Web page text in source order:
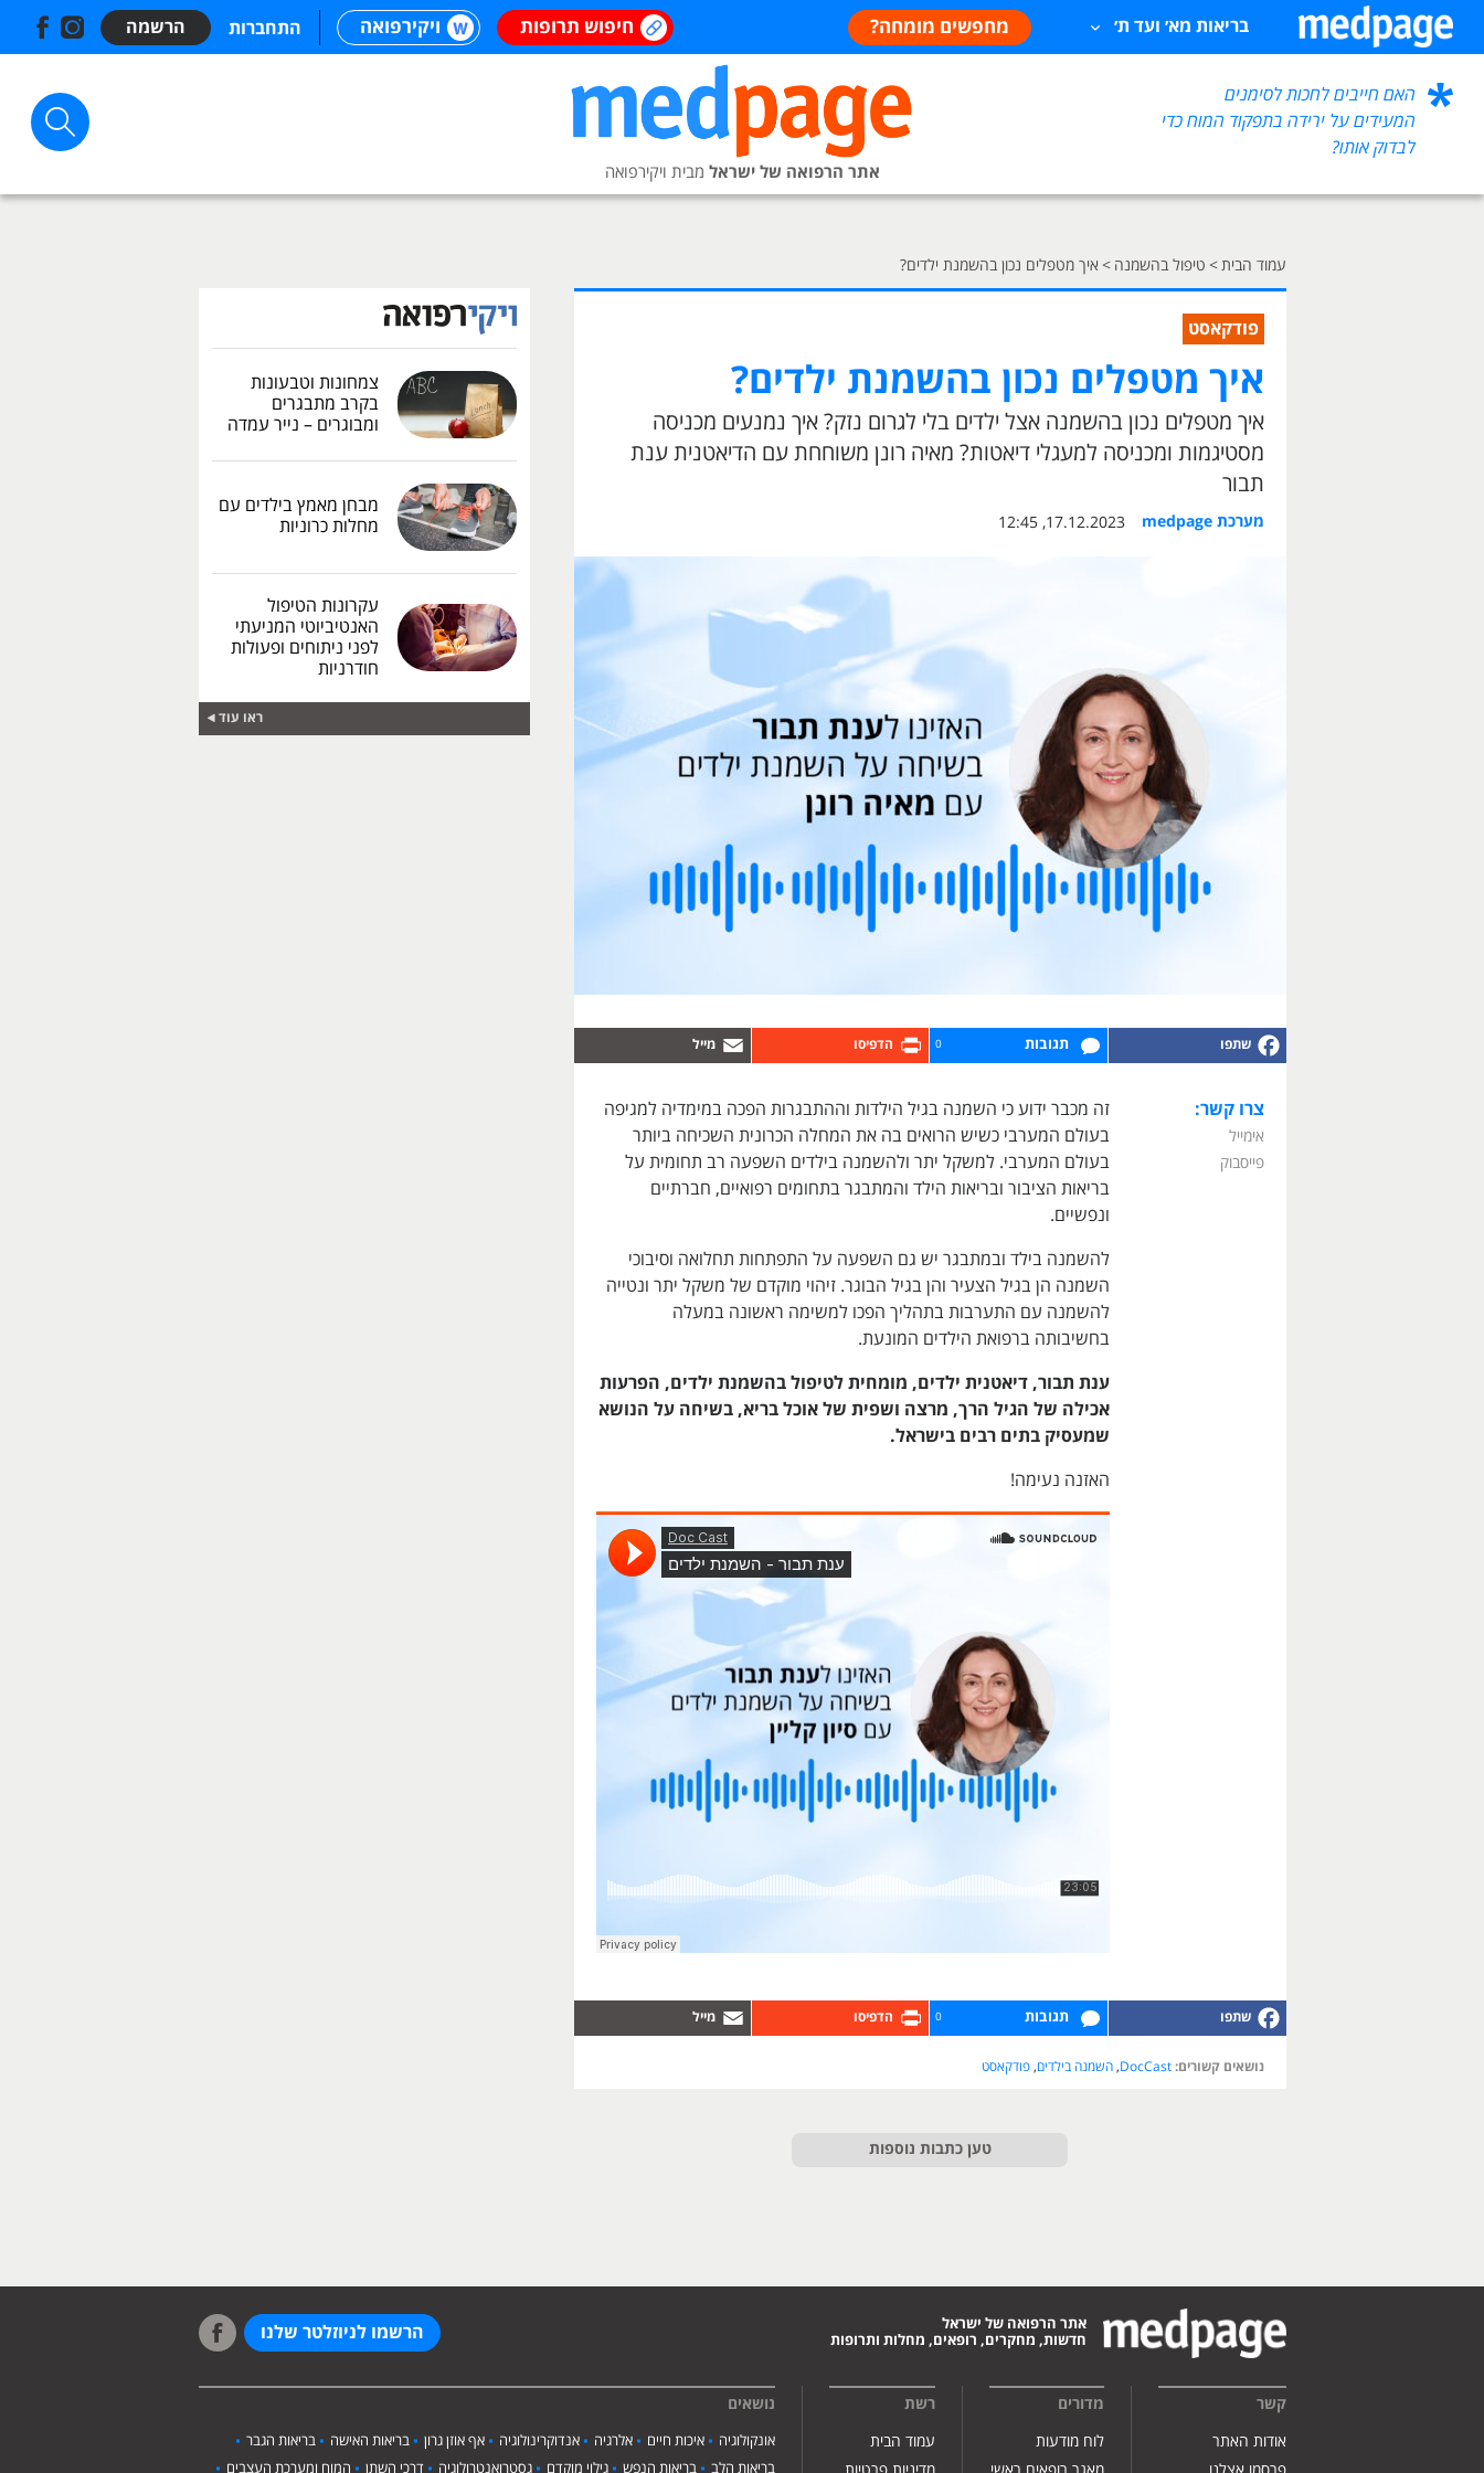
בריאות מא׳ ועד ת׳ מחפשים מומחה? חיפוש תרופות ויקירפואה התחברות הרשמה
האם חייבים לחכות לסימנים
המעידים על ירידה בתפקוד המוח כדי
לבדוק אותו?
אתר הרפואה של ישראל מבית ויקירפואה
עמוד הבית > טיפול בהשמנה > איך מטפלים נכון בהשמנת ילדים?
פודקאסט
איך מטפלים נכון בהשמנת ילדים?
איך מטפלים נכון בהשמנה אצל ילדים בלי לגרום נזק? איך נמנעים מכניסה
מסטיגמות ומכניסה למעגלי דיאטות? מאיה רונן משוחחת עם הדיאטנית ענת
תבור
מערכת medpage 17.12.2023, 12:45
תגובות 0
צרו קשר:
אימייל
פייסבוק
זה מכבר ידוע כי השמנה בגיל הילדות וההתבגרות הפכה במימדיה למגיפה
בעולם המערבי כשיש הרואים בה את המחלה הכרונית השכיחה ביותר
בעולם המערבי. למשקל יתר ולהשמנה בילדים השפעה רב תחומית על
בריאות הציבור ובריאות הילד והמתבגר בתחומים רפואיים, חברתיים
ונפשיים.
להשמנה בילד ובמתבגר יש גם השפעה על התפתחות תחלואה וסיבוכי
השמנה הן בגיל הצעיר והן בגיל הבוגר. זיהוי מוקדם של משקל יתר ונטייה
להשמנה עם התערבות בתהליך הפכו למשימה ראשונה במעלה
בחשיבותה ברפואת הילדים המונעת.
ענת תבור, דיאטנית ילדים, מומחית לטיפול בהשמנת ילדים, הפרעות
אכילה של הגיל הרך, מרצה ושפית של אוכל בריא, בשיחה על הנושא
שמעסיק בתים רבים בישראל.
האזנה נעימה!
תגובות 0
נושאים קשורים: DocCast
,השמנה בילדים,פודקאסט
טען כתבות נוספות
צמחונות וטבעונות
בקרב מתבגרים
ומבוגרים – נייר עמדה
מבחן מאמץ בילדים עם
מחלות כרוניות
עקרונות הטיפול
האנטיביוטי המניעתי
לפני ניתוחים ופעולות
חודרניות
ראו עוד
אתר הרפואה של ישראל
חדשות, מחקרים, רופאים, מחלות ותרופות
הרשמו לניוזלטר שלנו
קשר
אודות האתר
מדורים
לוח מודעות
רשת
עמוד הבית
נושאים
אונקולוגיה איכות חיים אלרגיה אנדוקרינולוגיה אף אוזן גרון בריאות האישה
בריאות הגבר
בריאות הלב
בריאות הנפש גילוי מוקדם גסטרואנטרולוגיה דרכי השתן המוח ומערכת העצבים